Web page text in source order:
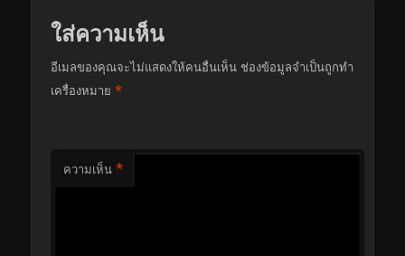
ใส่ความเห็น
อีเมลของคุณจะไม่แสดงให้คนอื่นเห็น ช่องข้อมูลจำเป็นถูกทำ
เครื่องหมาย*
ความเห็น *